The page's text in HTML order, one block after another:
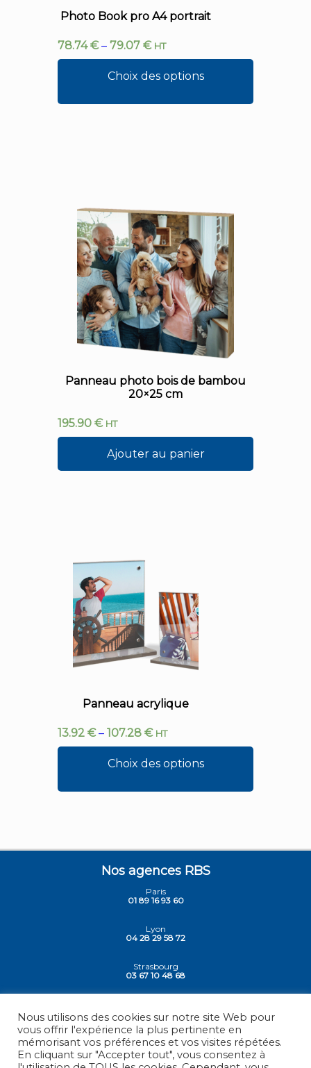
Photo Book pro A4 portrait
78.74€– 79.07 € HT
Choix des options
Panneau photo bois de bambou
20×25 cm
195.90 € HT
Ajouter au panier
Panneau acrylique
13.92 €– 107.28 € HT
Choix des options
Nos agences RBS
Paris
01 89 16 93 60
Lyon
04 28 29 58 72
Strasbourg
03 67 10 48 68
03 84 78 30 30
Nous utilisons des cookies sur notre site Web pour
vous offrir l'expérience la plus pertinente en
mémorisant vos préférences et vos visites répétées.
En cliquant sur "Accepter tout", vous consentez à